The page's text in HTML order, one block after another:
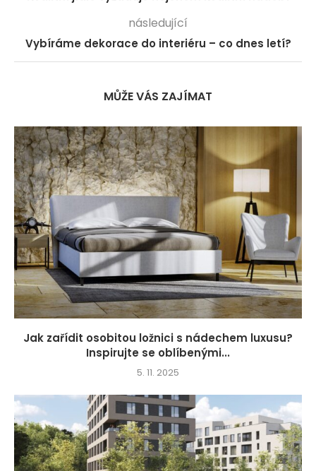
následující
Vybíráme dekorace do interiéru – co dnes letí?
MŮŽE VÁS ZAJÍMAT
Jak zařídit osobitou ložnici s nádechem luxusu?
Inspirujte se oblíbenými...
5. 11. 2025